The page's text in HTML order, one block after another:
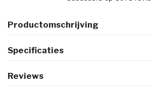
Productomschrijving
Specificaties
Reviews